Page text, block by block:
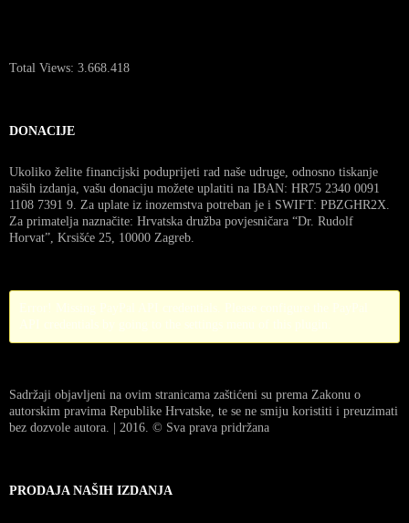
Total Views: 3.668.418
DONACIJE
Ukoliko želite financijski poduprijeti rad naše udruge, odnosno tiskanje
naših izdanja, vašu donaciju možete uplatiti na IBAN: HR75 2340 0091
1108 7391 9. Za uplate iz inozemstva potreban je i SWIFT: PBZGHR2X.
Za primatelja naznačite: Hrvatska družba povjesničara “Dr. Rudolf
Horvat”, Krsišće 25, 10000 Zagreb.
Sadržaji objavljeni na ovim stranicama zaštićeni su prema Zakonu o
autorskim pravima Republike Hrvatske, te se ne smiju koristiti i preuzimati
bez dozvole autora. | 2016. © Sva prava pridržana
PRODAJA NAŠIH IZDANJA